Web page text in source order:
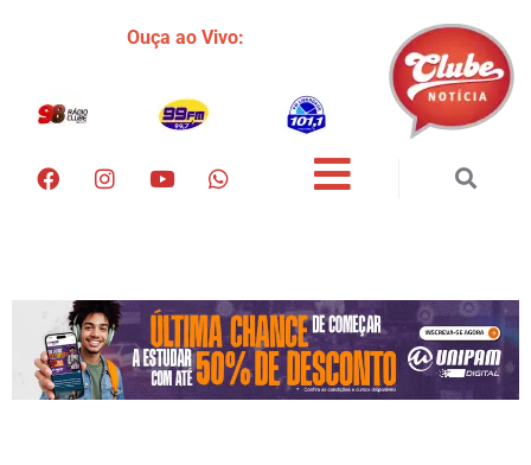
Ouça ao Vivo: